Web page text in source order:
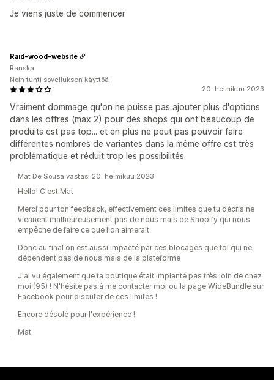
Je viens juste de commencer
20. helmikuu 2023
Vraiment dommage qu'on ne puisse pas ajouter plus d'options
dans les offres (max 2) pour des shops qui ont beaucoup de
produits cst pas top... et en plus ne peut pas pouvoir faire
différentes nombres de variantes dans la même offre cst très
problématique et réduit trop les possibilités
Raid-wood-website
Ranska
Noin tunti sovelluksen käyttöä
Mat De Sousa vastasi 20. helmikuu 2023
Hello! C'est Mat
Merci pour ton feedback, effectivement ces limites que tu décris ne
viennent malheureusement pas de nous mais de Shopify qui nous
empêche de faire ce que l'on aimerait
Donc au final on est aussi impacté par ces blocages que toi qui ne
dépendent pas de nous mais de la plateforme
J'ai vu également que ta boutique était implanté pas très loin de chez
moi (95) ! N'hésite pas à me contacter moi ou la page WideBundle sur
Facebook pour discuter de ces limites !
Encore désolé pour l'expérience !
Mat